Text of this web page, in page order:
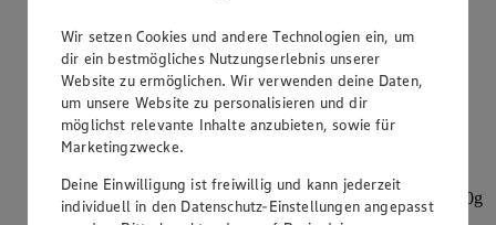
Angebot:Mini-Babybel
2.99 -30%
Rabattierter Preis von 2.99€ (Insgesamt -30%
dt. Schnittkäse, versch. Sorten, 45% Fett i. Tr., 8/9x20g
= 160/180g Packung, (1kg = 18,69/16,61)
Wir setzen Cookies und andere Technologien ein, um
dir ein bestmögliches Nutzungserlebnis unserer
Website zu ermöglichen. Wir verwenden deine Daten,
um unsere Website zu personalisieren und dir
möglichst relevante Inhalte anzubieten, sowie für
Marketingzwecke.
Deine Einwilligung ist freiwillig und kann jederzeit
individuell in den Datenschutz-Einstellungen angepasst